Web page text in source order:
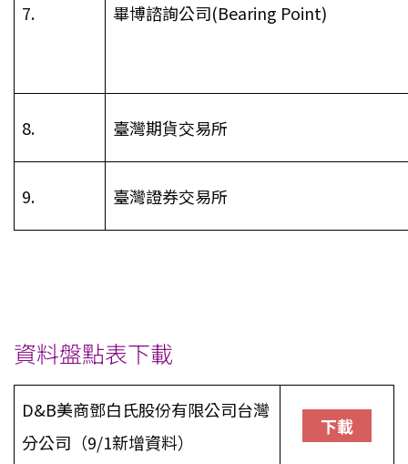
7. 畢博諮詢公司(Bearing Point)
8. 臺灣期貨交易所
9. 臺灣證券交易所
資料盤點表下載
D&B美商鄧白氏股份有限公司台灣
分公司（9/1新增資料）
下載